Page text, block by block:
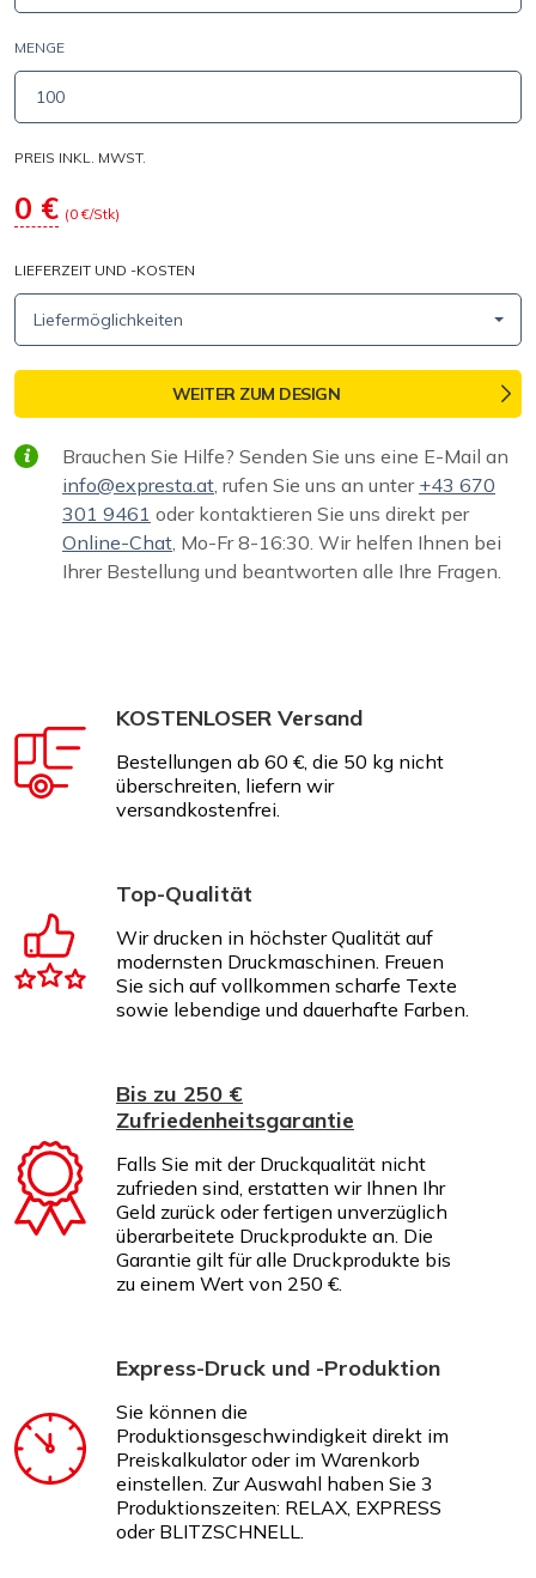
MENGE
PREIS INKL. MWST.
0 € (0€/Stk)
Brauchen Sie Hilfe? Senden Sie uns eine E-Mail an
info@expresta.at , rufen Sie uns an unter +43 670
301 9461 oder kontaktieren Sie uns direkt per
Online-Chat , Mo-Fr 8-16:30. Wir helfen Ihnen bei
Ihrer Bestellung und beantworten alle Ihre Fragen.
LIEFERZEIT UND -KOSTEN
Liefermöglichkeiten
WEITER ZUM DESIGN
KOSTENLOSER Versand
Bestellungen ab 60 €, die 50 kg nicht
überschreiten, liefern wir
versandkostenfrei.
Top-Qualität
Wir drucken in höchster Qualität auf
modernsten Druckmaschinen. Freuen
Sie sich auf vollkommen scharfe Texte
sowie lebendige und dauerhafte Farben.
Bis zu 250 €
Zufriedenheitsgarantie
Falls Sie mit der Druckqualität nicht
zufrieden sind, erstatten wir Ihnen Ihr
Geld zurück oder fertigen unverzüglich
überarbeitete Druckprodukte an. Die
Garantie gilt für alle Druckprodukte bis
zu einem Wert von 250 €.
Express-Druck und -Produktion
Sie können die
Produktionsgeschwindigkeit direkt im
Preiskalkulator oder im Warenkorb
einstellen. Zur Auswahl haben Sie 3
Produktionszeiten: RELAX, EXPRESS
oder BLITZSCHNELL.